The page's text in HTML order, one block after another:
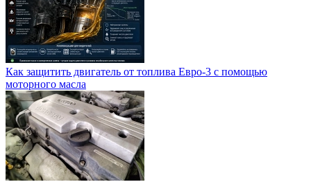
Как защитить двигатель от топлива Евро-3 с помощью
моторного масла